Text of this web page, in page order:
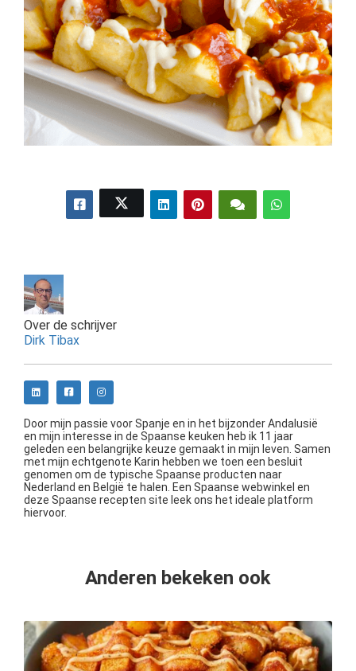
Over de schrijver
Dirk Tibax
Door mijn passie voor Spanje en in het bijzonder Andalusië
en mijn interesse in de Spaanse keuken heb ik 11 jaar
geleden een belangrijke keuze gemaakt in mijn leven. Samen
met mijn echtgenote Karin hebben we toen een besluit
genomen om de typische Spaanse producten naar
Nederland en België te halen. Een Spaanse webwinkel en
deze Spaanse recepten site leek ons het ideale platform
hiervoor.
Anderen bekeken ook